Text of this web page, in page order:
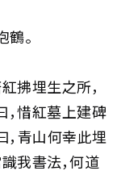
鶴。
拂埋生之所，
，惜紅墓上建碑
，青山何幸此埋
我書法，何道